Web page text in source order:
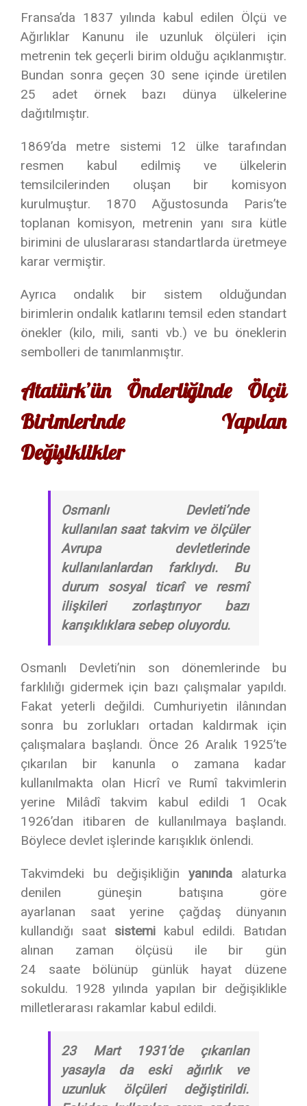
Fransa’da 1837 yılında kabul edilen Ölçü ve
Ağırlıklar Kanunu ile uzunluk ölçüleri için
metrenin tek geçerli birim olduğu açıklanmıştır.
Bundan sonra geçen 30 sene içinde üretilen
25 adet örnek bazı dünya ülkelerine
dağıtılmıştır.
1869’da metre sistemi 12 ülke tarafından
resmen kabul edilmiş ve ülkelerin
temsilcilerinden oluşan bir komisyon
kurulmuştur. 1870 Ağustosunda Paris’te
toplanan komisyon, metrenin yanı sıra kütle
birimini de uluslararası standartlarda üretmeye
karar vermiştir.
Ayrıca ondalık bir sistem olduğundan
birimlerin ondalık katlarını temsil eden standart
önekler (kilo, mili, santi vb.) ve bu öneklerin
sembolleri de tanımlanmıştır.
Atatürk’ün Önderliğinde Ölçü
Birimlerinde Yapılan
Değişiklikler
Osmanlı Devleti’nde
kullanılan saattakvim ve ölçüler
Avrupa devletlerinde
kullanılanlardan farklıydı. Bu
durum sosyal ticarî ve resmî
ilişkileri zorlaştırıyor bazı
karışıklıklara sebep oluyordu.
Osmanlı Devleti’nin son dönemlerinde bu
farklılığı gidermek için bazı çalışmalar yapıldı.
Fakat yeterli değildi. Cumhuriyetin ilânından
sonra bu zorlukları ortadan kaldırmak için
çalışmalara başlandı. Önce 26 Aralık 1925’te
çıkarılan bir kanunla o zamana kadar
kullanılmakta olan Hicrî ve Rumî takvimlerin
yerine Milâdî takvim kabul edildi 1 Ocak
1926’dan itibaren de kullanılmaya başlandı.
Böylece devlet işlerinde karışıklık önlendi.
Takvimdeki bu değişikliğin yanında alaturka
denilen güneşin batışına göre
ayarlanan saat yerine çağdaş dünyanın
kullandığı saat sistemi kabul edildi. Batıdan
alınan zaman ölçüsü ile bir gün
24 saate bölünüp günlük hayat düzene
sokuldu. 1928 yılında yapılan bir değişiklikle
milletlerarası rakamlar kabul edildi.
23 Mart 1931’de çıkarılan
yasayla da eski ağırlık ve
uzunluk ölçüleri değiştirildi.